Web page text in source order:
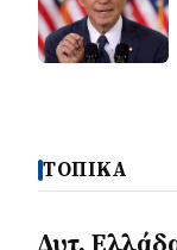
ΤΟΠΙΚΑ